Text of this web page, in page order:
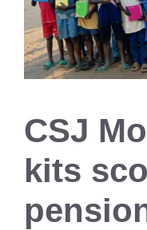
CSJ
kits